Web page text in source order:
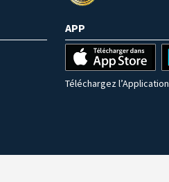
APP
Téléchargez